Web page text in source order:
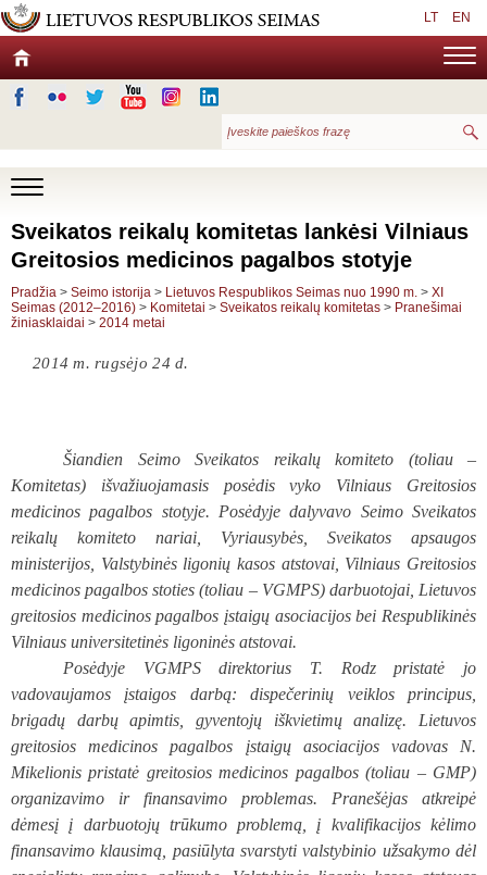
LT EN
Sveikatos reikalų komitetas lankėsi Vilniaus
Greitosios medicinos pagalbos stotyje
Pradžia > Seimo istorija > Lietuvos Respublikos Seimas nuo 1990 m. > XI
Seimas (2012–2016) > Komitetai > Sveikatos reikalų komitetas > Pranešimai
žiniasklaidai > 2014 metai
2014 m. rugsėjo 24 d.
Šiandien Seimo Sveikatos reikalų komiteto (toliau –
Komitetas) išvažiuojamasis posėdis vyko Vilniaus Greitosios
medicinos pagalbos stotyje. Posėdyje dalyvavo Seimo Sveikatos
reikalų komiteto nariai, Vyriausybės, Sveikatos apsaugos
ministerijos, Valstybinės ligonių kasos atstovai, Vilniaus Greitosios
medicinos pagalbos stoties (toliau – VGMPS) darbuotojai, Lietuvos
greitosios medicinos pagalbos įstaigų asociacijos bei Respublikinės
Vilniaus universitetinės ligoninės atstovai.
Posėdyje VGMPS direktorius T. Rodz pristatė jo
vadovaujamos įstaigos darbą: dispečerinių veiklos principus,
brigadų darbų apimtis, gyventojų iškvietimų analizę. Lietuvos
greitosios medicinos pagalbos įstaigų asociacijos vadovas N.
Mikelionis pristatė greitosios medicinos pagalbos (toliau – GMP)
organizavimo ir finansavimo problemas. Pranešėjas atkreipė
dėmesį į darbuotojų trūkumo problemą, į kvalifikacijos kėlimo
finansavimo klausimą, pasiūlyta svarstyti valstybinio užsakymo dėl